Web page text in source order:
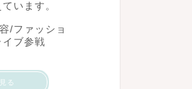
います。
/ファッショ
ブ参戦
る